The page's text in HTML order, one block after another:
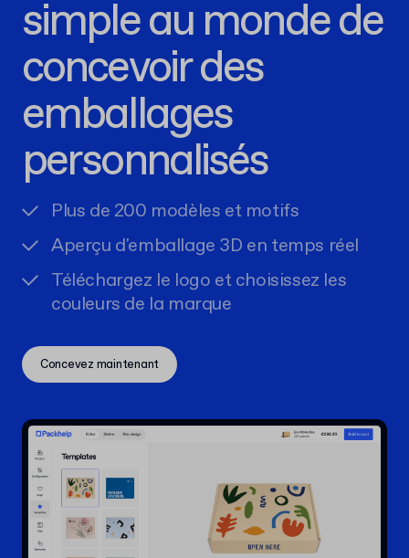
simple au monde de
concevoir des
emballages
personnalisés
Plus de 200 modèles et motifs
Aperçu d'emballage 3D en temps réel
Téléchargez le logo et choisissez les
couleurs de la marque
Concevez maintenant